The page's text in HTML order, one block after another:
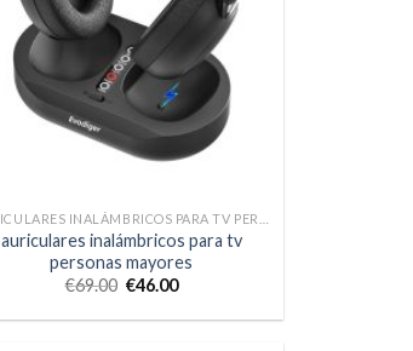
auriculares inalámbricos para tv
personas mayores
€69.00 €46.00